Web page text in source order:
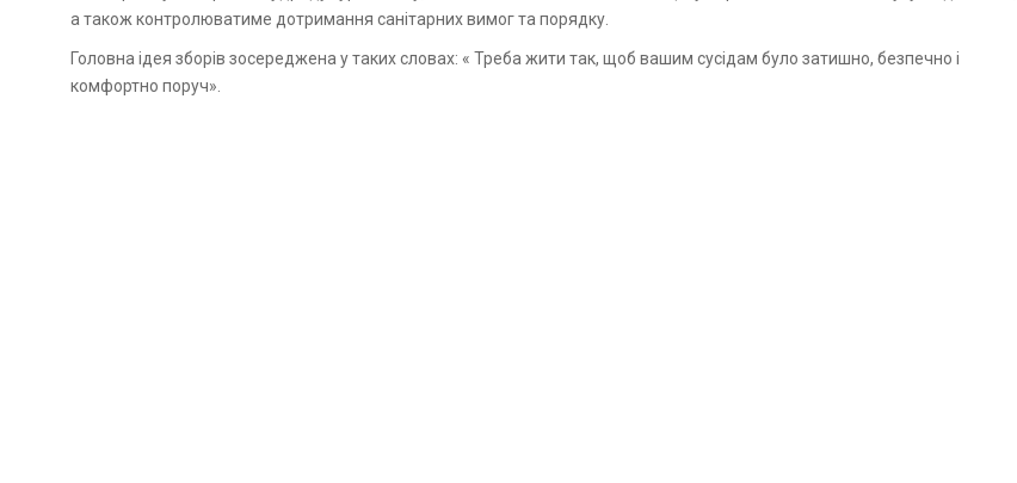
а також контролюватиме дотримання санітарних вимог та порядку.
Головна ідея зборів зосереджена у таких словах: « Треба жити так, щоб вашим сусідам було затишно, безпечно і
комфортно поруч».